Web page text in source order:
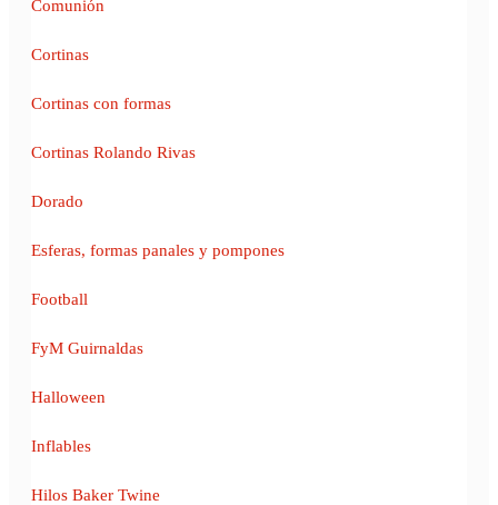
Comunión
Cortinas
Cortinas con formas
Cortinas Rolando Rivas
Dorado
Esferas, formas panales y pompones
Football
FyM Guirnaldas
Halloween
Inflables
Hilos Baker Twine